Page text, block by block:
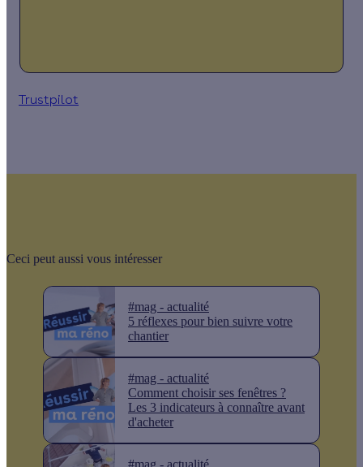
Trustpilot
Ceci peut aussi vous intéresser
#mag - actualité
5 réflexes pour bien suivre votre
chantier
#mag - actualité
Comment choisir ses fenêtres ?
Les 3 indicateurs à connaître avant
d'acheter